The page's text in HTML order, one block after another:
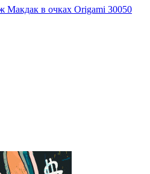
Макдак в очках Origami 30050